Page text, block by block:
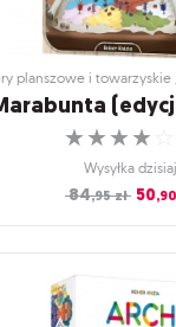
☆
☆
☆
☆
Wysyłka dzisiaj
84,95zł 50,90
Marabunta
Uwijaj się jak mrówka,